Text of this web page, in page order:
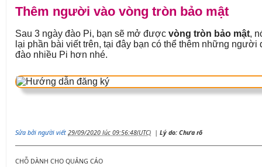
Thêm người vào vòng tròn bảo mật
Sau 3 ngày đào Pi, bạn sẽ mở được vòng tròn bảo mật,
lại phần bài viết trên, tại đây bạn có thể thêm những người
đào nhiều Pi hơn nhé.
Sửa bởi người viết 29/09/2020 lúc 09:56:48(UTC) | Lý do: Chưa rõ
CHỖ DÀNH CHO QUẢNG CÁO